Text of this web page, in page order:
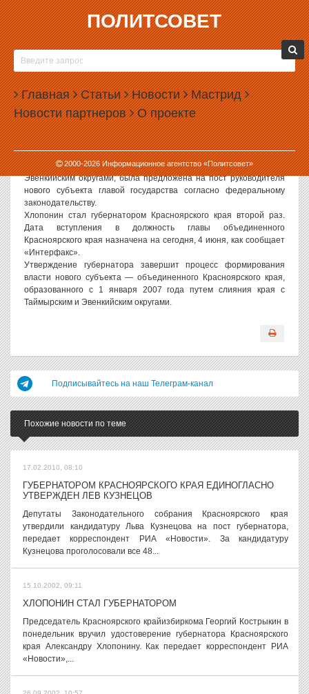
ПОЛИТСОВЕТ
Главная Статьи Новости Мастрид
Новости партнеров О проекте
2000-2026Информационное агентство «Политсовет»
04.06.2007, 08:50
АЛЕКСАНДР ХЛОПОНИН СНОВА СТАЛ
ГУБЕРНАТОРОМ КРАСНОЯРСКОГО КРАЯ
Александр Хлопонин утвержден губернатором Красноярского
края сроком на пять лет. Во время голосования в
Законодательном собрании субъекта Хлопонин набрал 42 голоса
из 49.
Кандидатура Хлопонина, занимавшего пост губернатор
Красноярского края до объединения региона с Таймырским и
Эвенкийским округами, была предложена на пост руководителя
нового субъекта главой государства согласно федеральному
законодательству.
Хлопонин стал губернатором Красноярского края второй раз.
Дата вступления в должность главы объединенного
Красноярского края назначена на сегодня, 4 июня, как сообщает
«Интерфакс».
Утверждение губернатора завершит процесс формирования
власти нового субъекта — объединенного Красноярского края,
образованного с 1 января 2007 года путем слияния края с
Таймырским и Эвенкийским округами.
Подписывайтесь на наш Телеграм-канал
Похожие новости по теме
17.02.2010, 08:10
ГУБЕРНАТОРОМ КРАСНОЯРСКОГО КРАЯ ЕДИНОГЛАСНО
УТВЕРЖДЕН ЛЕВ КУЗНЕЦОВ
Депутаты Законодательного собрания Красноярского края
утвердили кандидатуру Льва Кузнецова на пост губернатора,
передает корреспондент РИА «Новости». За кандидатуру
Кузнецова проголосовали все 48...
15.10.2002, 09:11
ХЛОПОНИН СТАЛ ГУБЕРНАТОРОМ
Председатель Красноярского крайизбиркома Георгий Кострыкин в
понедельник вручил удостоверение губернатора Красноярского
края Александру Хлопонину. Как передает корреспондент РИА
«Новости»,...